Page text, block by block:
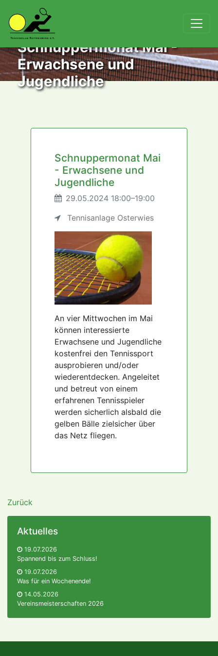
Schnuppermonat Mai -
Erwachsene und
Jugendliche
Schnuppermonat Mai
- Erwachsene und
Jugendliche
29.05.2024 18:00–19:00
Tennisanlage Osterwies
An vier Mittwochen im Mai
können interessierte
Erwachsene und Jugendliche
kostenfrei den Tennissport
ausprobieren und/oder
wiederentdecken. Angeleitet
und betreut von einem
erfahrenen Tennisspieler
werden sicherlich alsbald die
gelben Bälle zielsicher über
das Netz fliegen.
Zurück
Aktuelles
19.07.2026
Spannend bis zum Schluss!
19.07.2026
Was für ein Wochenende!
14.05.2026
Vereinsmeisterschaften 2026